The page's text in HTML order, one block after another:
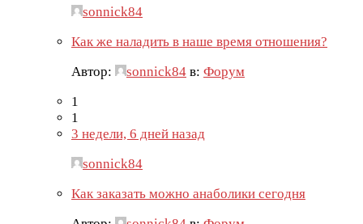
sonnick84
Как же наладить в наше время отношения?
Автор:
sonnick84 в: Форум
1
1
3 недели, 6 дней назад
sonnick84
Как заказать можно анаболики сегодня